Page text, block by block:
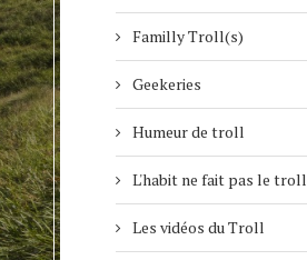
Familly Troll(s)
Geekeries
Humeur de troll
L'habit ne fait pas le troll
Les vidéos du Troll